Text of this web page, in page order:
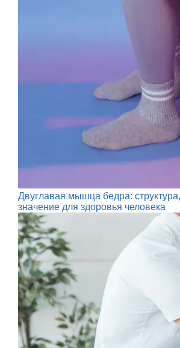
Двуглавая мышца бедра:
значение для здоровья человека